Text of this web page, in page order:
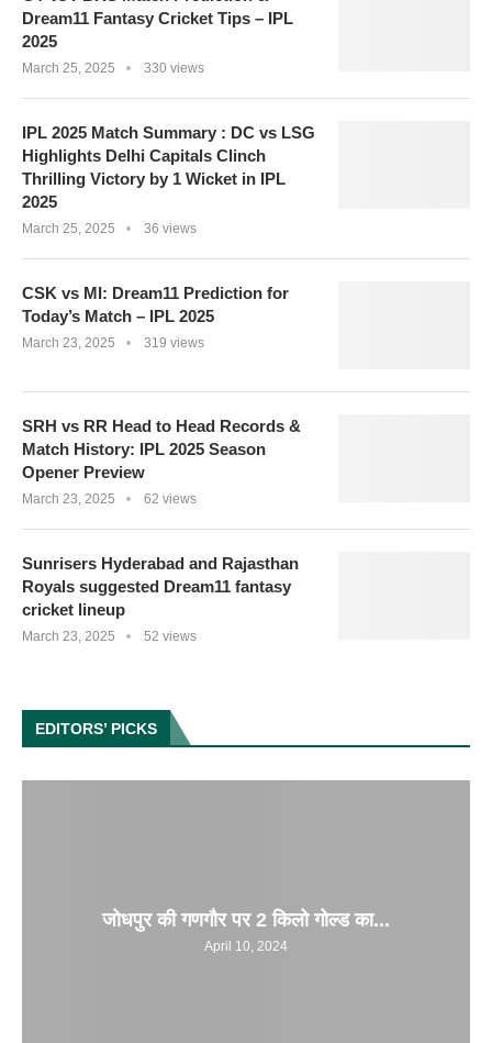
Dream11 Fantasy Cricket Tips – IPL
2025
March 25, 2025 330 views
IPL 2025 Match Summary : DC vs LSG
Highlights Delhi Capitals Clinch
Thrilling Victory by 1 Wicket in IPL
2025
March 25, 2025 36 views
CSK vs MI: Dream11 Prediction for
Today’s Match – IPL 2025
March 23, 2025 319 views
SRH vs RR Head to Head Records &
Match History: IPL 2025 Season
Opener Preview
March 23, 2025 62 views
Sunrisers Hyderabad and Rajasthan
Royals suggested Dream11 fantasy
cricket lineup
March 23, 2025 52 views
EDITORS’ PICKS
जोधपुर की गणगौर पर 2 किलो गोल्ड का...
April 10, 2024